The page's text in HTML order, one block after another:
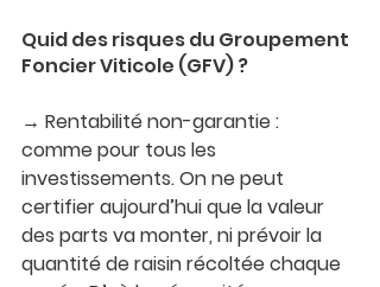
Quid des risques du Groupement
Foncier Viticole (GFV) ?
→ Rentabilité non-garantie :
comme pour tous les
investissements. On ne peut
certifier aujourd’hui que la valeur
des parts va monter, ni prévoir la
quantité de raisin récoltée chaque